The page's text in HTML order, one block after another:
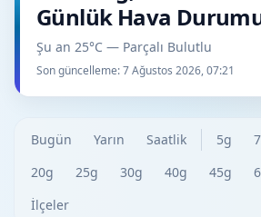
Günlük Hava
Şu an 25°C — Parçalı Bulutlu
Son güncelleme:7 Ağustos 2026, 07:21
Bugün Yarın Saatlik 5g
20g
25g 30g 40g 45g
İlçeler